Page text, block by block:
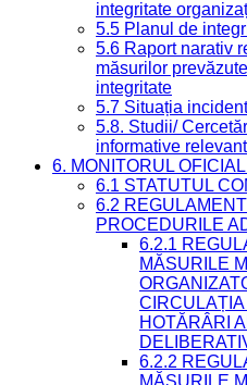
integritate
5.5 Planul de
5.6 Raport narativ
măsurilor
integritate
5.7 Situația
5.8. Studii/
informative
6. MONITORUL
6.1 STATUTUL
6.2
PROCEDURILE
6.2.1
MĂSURILE
HOTĂRÂRI
6.2.2